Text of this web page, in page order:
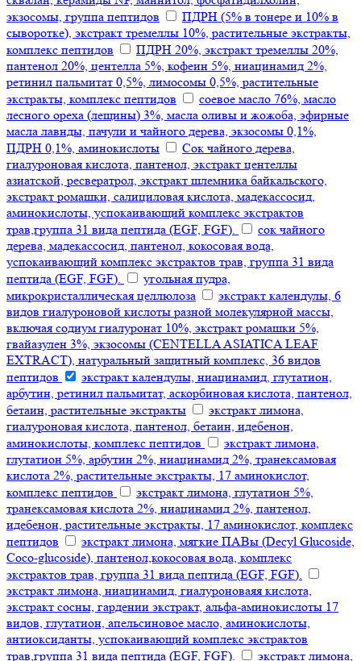
экзосомы, группа пептидов
ПДРН (5% в тонере и 10% в
сыворотке), экстракт тремеллы 10%, растительные экстракты,
комплекс пептидов
ПДРН 20%, экстракт тремеллы 20%,
пантенол 20%, центелла 5%, кофеин 5%, ниацинамид 2%,
ретинил пальмитат 0,5%, лимосомы 0,5%, растительные
экстракты, комплекс пептидов
соевое масло 76%, масло
лесного ореха (лещины) 3%, масла оливы и жожоба, эфирные
масла лавнды, пачули и чайного дерева, экзосомы 0,1%,
ПДРН 0,1%, аминокислоты
Сок чайного дерева,
гиалуроновая кислота, пантенол, экстракт центеллы
азиатской, ресвератрол, экстракт шлемника байкальского,
экстракт ромашки, салициловая кислота, мадекассосид,
аминокислоты, успокаивающий комплекс экстрактов
трав,группа 31 вида пептида (EGF, FGF).
сок чайного
дерева, мадекассосид, пантенол, кокосовая вода,
успокаивающий комплекс экстрактов трав, группа 31 вида
пептида (EGF, FGF).
угольная пудра,
микрокристаллическая целлюлоза
экстракт календулы, 6
видов гиалуроновой кислоты разной молекулярной массы,
включая содиум гиалуронат 10%, экстракт ромашки 5%,
гвайазулен 3%, экзосомы (CENTELLA ASIATICA LEAF
EXTRACT), натуральный защитный комплекс, 36 видов
пептидов
экстракт календулы, ниацинамид, глутатион,
арбутин, ретинил пальмитат, аскорбиновая кислота, пантенол,
бетаин, растительные экстракты
экстракт лимона,
гиалуроновая кислота, пантенол, бетаин, идебенон,
аминокислоты, комплекс пептидов
экстракт лимона,
глутатион 5%, арбутин 2%, ниацинамид 2%, транексамовая
кислота 2%, растительные экстракты, 17 аминокислот,
комплекс пептидов
экстракт лимона, глутатион 5%,
транексамовая кислота 2%, ниацинамид 2%, пантенол,
идебенон, растительные экстракты, 17 аминокислот, комплекс
пептидов
экстракт лимона, мягкие ПАВы (Decyl Glucoside,
Coco-glucoside), пантенол,кокосовая вода, комплекс
экстрактов трав, группа 31 вида пептида (EGF, FGF).
экстракт лимона, ниацинамид, гиалуроноваяя кислота,
экстракт сосны, гардении экстракт, альфа-аминокислоты 17
видов, глутатион, апельсиновое масло, аминокислоты,
антиоксиданты, успокаивающий комплекс экстрактов
трав,группа 31 вида пептида (EGF, FGF).
экстракт лимона,